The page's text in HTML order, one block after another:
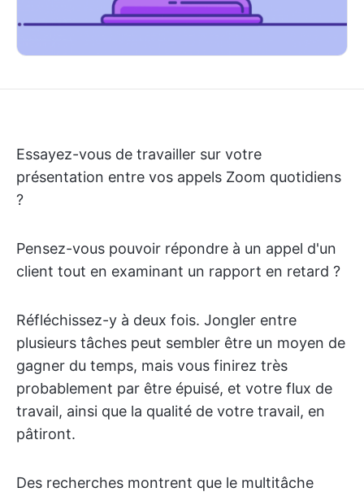
Essayez-vous de travailler sur votre
présentation entre vos appels Zoom quotidiens
?
Pensez-vous pouvoir répondre à un appel d'un
client tout en examinant un rapport en retard ?
Réfléchissez-y à deux fois. Jongler entre
plusieurs tâches peut sembler être un moyen de
gagner du temps, mais vous finirez très
probablement par être épuisé, et votre flux de
travail, ainsi que la qualité de votre travail, en
pâtiront.
Des recherches montrent que le multitâche